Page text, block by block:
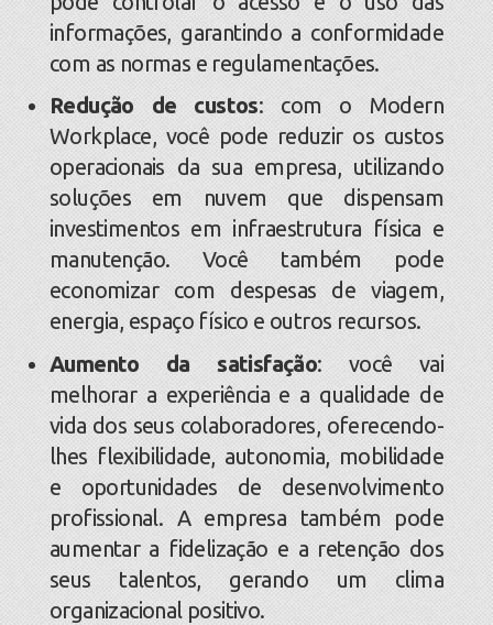
informações, garantindo a conformidade
com as normas e regulamentações.
Redução de custos: com o Modern
Workplace, você pode reduzir os custos
operacionais da sua empresa, utilizando
soluções em nuvem que dispensam
investimentos em infraestrutura física e
manutenção. Você também pode
economizar com despesas de viagem,
energia, espaço físico e outros recursos.
Aumento da satisfação: você vai
melhorar a experiência e a qualidade de
vida dos seus colaboradores, oferecendo-
lhes flexibilidade, autonomia, mobilidade
e oportunidades de desenvolvimento
profissional. A empresa também pode
aumentar a fidelização e a retenção dos
seus talentos, gerando um clima
organizacional positivo.